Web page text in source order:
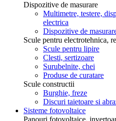
Dispozitive de masurare
Multimetre, testere,
electrica
Dispozitive de
Scule pentru electrotehnica,
Scule pentru lipire
Clesti, sertizoare
Surubelnite, chei
Produse de curatare
Scule constructii
Burghie, freze
Discuri taietoare si
Sisteme fotovoltaice
Panouri fotovoltaice,